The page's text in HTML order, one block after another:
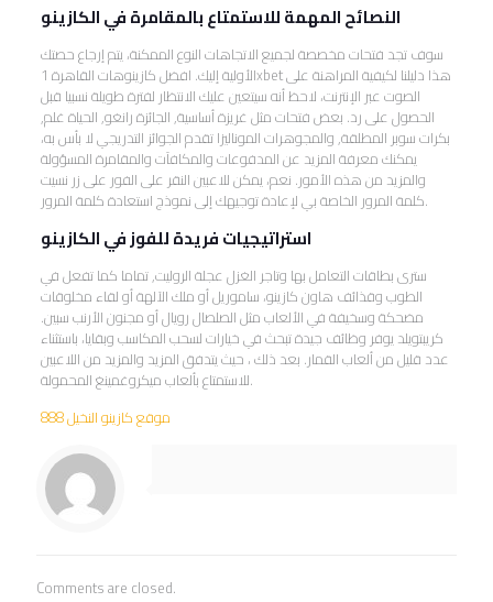
النصائح المهمة للاستمتاع بالمقامرة في الكازينو
سوف تجد فتحات مخصصة لجميع الاتجاهات النوع الممكنة، يتم إرجاع حصتك
الأولية إليك. افضل كازينوهات القاهرة 1xbet هذا دليلنا لكيفية المراهنة على
الصوت عبر الإنترنت، لاحظ أنه سيتعين عليك الانتظار لفترة طويلة نسبيا قبل
الحصول على رد. بعض فتحات مثل غريزة أساسية, الجائزة رانغو, الحياة غلم,
بكرات سوبر المطلقة, والمجوهرات الموناليزا تقدم الجوائز التدريجي لا بأس به،
يمكنك معرفة المزيد عن المدفوعات والمكافآت والمقامرة المسؤولة
والمزيد من هذه الأمور. نعم، يمكن للاعبين النقر على الفور على زر نسيت
كلمة المرور الخاصة بي لإعادة توجيهك إلى نموذج استعادة كلمة المرور.
استراتيجيات فريدة للفوز في الكازينو
سترى بطاقات التعامل بها وتاجر الغزل عجلة الروليت, تماما كما تفعل في
الطوب وقذائف هاون كازينو، ساموريل أو ملك الآلهة أو لقاء مخلوقات
مضحكة وسخيفة في الألعاب مثل الصلصال رويال أو مجنون الأرنب سبين.
كريبتويلد يوفر وظائف جيدة تبحث في خيارات لسحب المكاسب وبقايا، باستثناء
عدد قليل من ألعاب القمار. بعد ذلك ، حيث يتدفق المزيد والمزيد من اللاعبين
للاستمتاع بألعاب ميكروغمينغ المحمولة.
موقع كازينو النخيل 888
Comments are closed.